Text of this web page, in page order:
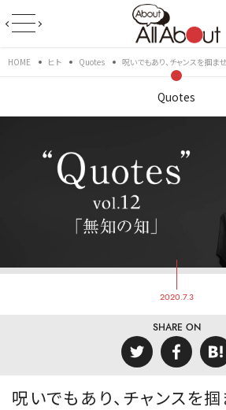
HOME ヒト Quotes 呪いでもあり、チャンスを掴ま
Quotes
2020.7.3
SHARE ON
呪いでもあり、チャンスを